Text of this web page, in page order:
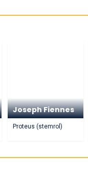
Joseph Fiennes
Proteus (stemrol)